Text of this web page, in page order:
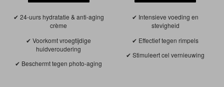
24-uurs hydratatie & anti-aging
crème
Voorkomt vroegtijdige
huidveroudering
Beschermt tegen photo-aging
Intensieve voeding en
stevigheid
Effectief tegen rimpels
Stimuleert cel vernieuwing